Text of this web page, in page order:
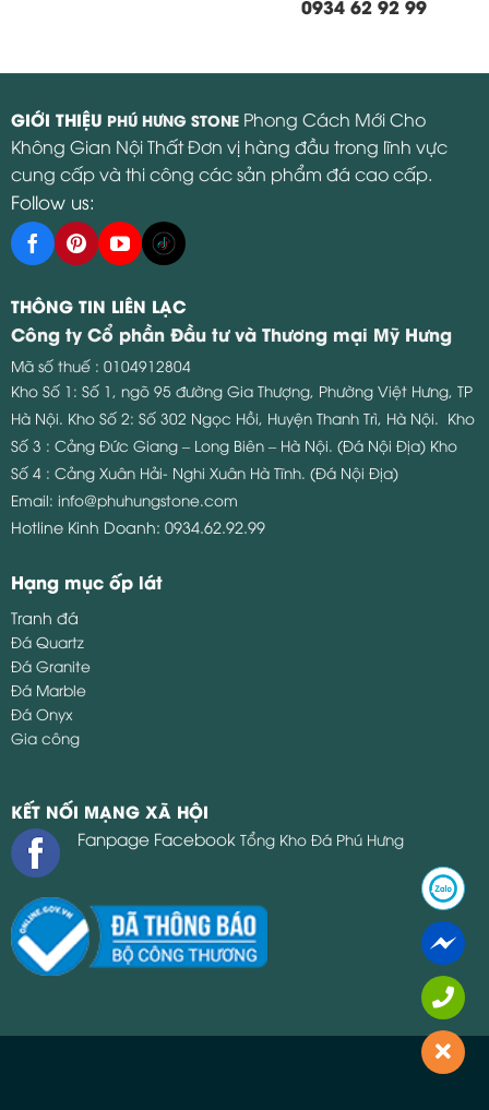
0934 62 92 99
GIỚI THIỆU PHÚ HƯNG STONE Phong Cách Mới Cho
Không Gian Nội Thất Đơn vị hàng đầu trong lĩnh vực
cung cấp và thi công các sản phẩm đá cao cấp.
Follow us:
THÔNG TIN LIÊN LẠC
Công ty Cổ phần Đầu tư và Thương mại Mỹ Hưng
Mã số thuế : 0104912804
Kho Số 1: Số 1, ngõ 95 đường Gia Thượng, Phường Việt Hưng, TP
Hà Nội. Kho Số 2: Số 302 Ngọc Hồi, Huyện Thanh Trì, Hà Nội. Kho
Số 3 : Cảng Đức Giang – Long Biên – Hà Nội. (Đá Nội Địa) Kho
Số 4 : Cảng Xuân Hải- Nghi Xuân Hà Tĩnh. (Đá Nội Địa)
Email: info@phuhungstone.com
Hotline Kinh Doanh: 0934.62.92.99
Hạng mục ốp lát
Tranh đá
Đá Quartz
Đá Granite
Đá Marble
Đá Onyx
Gia công
KẾT NỐI MẠNG XÃ HỘI
Fanpage Facebook Tổng Kho Đá Phú Hưng